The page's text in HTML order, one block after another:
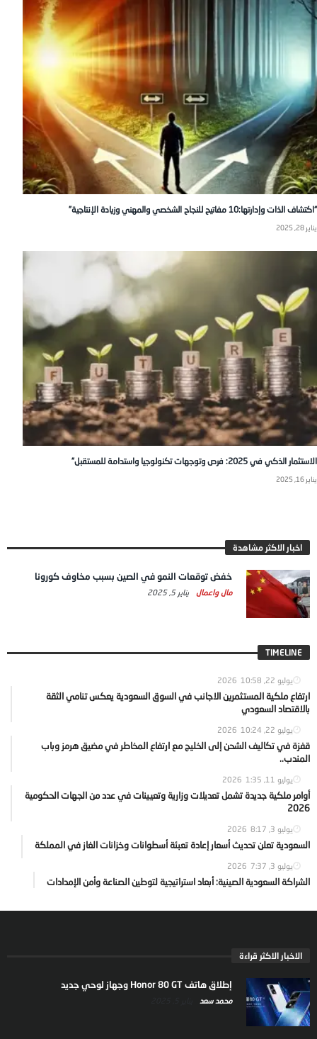
“اكتشاف الذات وإدارتها:10 مفاتيح للنجاح الشخصي والمهني وزيادة الإنتاجية”
يناير 28, 2025
الاستثمار الذكي في 2025: فرص وتوجهات تكنولوجيا واستدامة للمستقبل”
يناير 16, 2025
اخبار الاكثر مشاهدة
خفض توقعات النمو في الصين بسبب مخاوف كورونا
مال واعمال يناير 5, 2025
TIMELINE
يوليو 22, 2026 10:58
ارتفاع ملكية المستثمرين الاجانب في السوق السعودية يعكس تنامي الثقة
بالاقتصاد السعودي
يوليو 22, 2026 10:24
قفزة في تكاليف الشحن إلى الخليج مع ارتفاع المخاطر في مضيق هرمز وباب
المندب..
يوليو 11, 2026 1:35
أوامر ملكية جديدة تشمل تعديلات وزارية وتعيينات في عدد من الجهات الحكومية
2026
يوليو 3, 2026 8:17
السعودية تعلن تحديث أسعار إعادة تعبئة أسطوانات وخزانات الغاز في المملكة
يوليو 3, 2026 7:37
الشراكة السعودية الصينية: أبعاد استراتيجية لتوطين الصناعة وأمن الإمدادات
الاخبار الاكثر قراءة
إطلاق هاتف Honor 80 GT وجهاز لوحي جديد
محمد سعد